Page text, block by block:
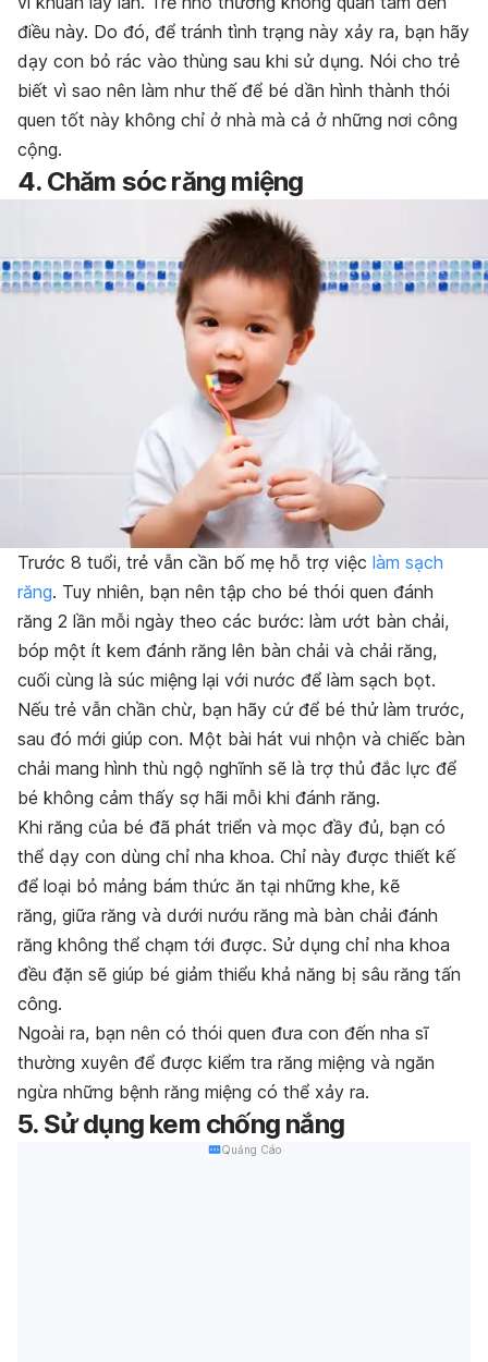
điều này. Do đó, để tránh tình trạng này xảy ra, bạn hãy
dạy con bỏ rác vào thùng sau khi sử dụng. Nói cho trẻ
biết vì sao nên làm như thế để bé dần hình thành thói
quen tốt này không chỉ ở nhà mà cả ở những nơi công
cộng.
4. Chăm sóc răng miệng
Trước 8 tuổi, trẻ vẫn cần bố mẹ hỗ trợ việc làm sạch
răng. Tuy nhiên, bạn nên tập cho bé thói quen đánh
răng 2 lần mỗi ngày theo các bước: làm ướt bàn chải,
bóp một ít kem đánh răng lên bàn chải và chải răng,
cuối cùng là súc miệng lại với nước để làm sạch bọt.
Nếu trẻ vẫn chần chừ, bạn hãy cứ để bé thử làm trước,
sau đó mới giúp con. Một bài hát vui nhộn và chiếc bàn
chải mang hình thù ngộ nghĩnh sẽ là trợ thủ đắc lực để
bé không cảm thấy sợ hãi mỗi khi đánh răng.
Khi răng của bé đã phát triển và mọc đầy đủ, bạn có
thể dạy con dùng chỉ nha khoa. Chỉ này được thiết kế
để loại bỏ mảng bám thức ăn tại những khe, kẽ
răng, giữa răng và dưới nướu răng mà bàn chải đánh
răng không thể chạm tới được. Sử dụng chỉ nha khoa
đều đặn sẽ giúp bé giảm thiểu khả năng bị sâu răng tấn
công.
Ngoài ra, bạn nên có thói quen đưa con đến nha sĩ
thường xuyên để được kiểm tra răng miệng và ngăn
ngừa những bệnh răng miệng có thể xảy ra.
5. Sử dụng kem chống nắng
Quảng Cáo